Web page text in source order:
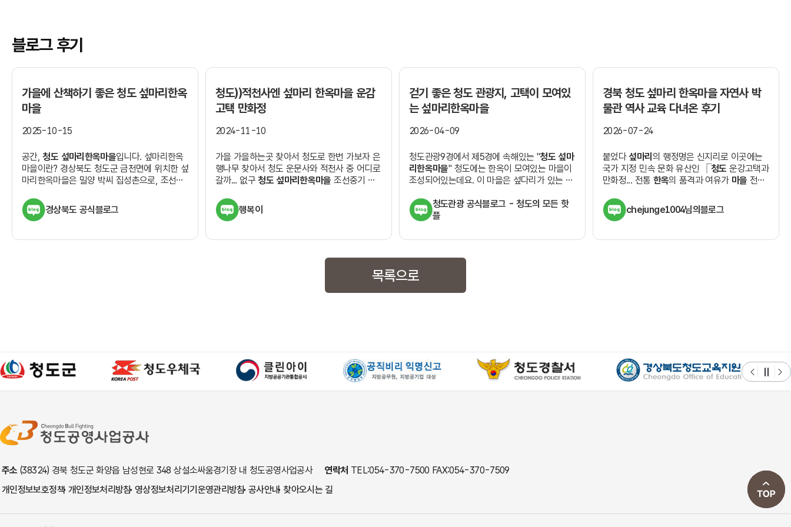
블로그 후기
가을에 산책하기 좋은청도 섶마리한옥
마을
2025-10-15
공간,청도 섶마리한옥마을입니다. 섶마리한옥
마을이란? 경상북도 청도군 금천면에 위치한 섶
마리한옥마을은 밀양 박씨 집성촌으로, 조선시
성되었습니다....
경상북도 공식블로그
청도))적천사엔 섶마리 한옥마을운감
고택 만화정
2024-11-10
가을 가을하는곳 찾아서 청도로 한번 가보자 은
행나무 찾아서 청도 운문사와 적천사 중 어디로
갈까... 없구청도 섶마리한옥마을 조선중기 유
서를 짓고 살던...
행복이
걷기 좋은청도관광지, 고택이 모여있
는섶마리한옥마을
2026-04-09
청도관광9경에서 제5경에 속해있는 "청도 섶마
리한옥마을" 청도에는 한옥이 모여있는 마을이
조성되어있는데요. 이 마을은 섶다리가 있는 언
해요. 섶마리한옥마을...
청도관광 공식블로그 - 청도의 모든 핫
플
경북 청도 섶마리 한옥마을자연사 박
물관 역사 교육 다녀온 후기
2026-07-24
붙었다섶마리 의 행정명은 신지리로 이곳에는
국가 지정 민속 문화 유산인 ⎾청도 운강고택과
만화정... 전통 한옥의 품격과 여유가 마을 전체
먼저 발길을 멈춘...
chejunge1004님의블로그
목록으로
주소 (38324) 경북 청도군 화양읍 남성현로 348 상설소싸움경기장 내 청도공영사업공사 연락처 TEL:054-370-7500 FAX:054-370-7509
개인정보보호정책 개인정보처리방침 영상정보처리기기운영관리방침 공사안내 찾아오시는 길